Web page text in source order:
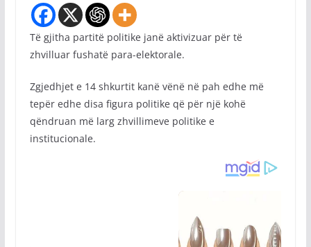
Të gjitha partitë politike janë aktivizuar për të
zhvilluar fushatë para-elektorale.
Zgjedhjet e 14 shkurtit kanë vënë në pah edhe më
tepër edhe disa figura politike që për një kohë
qëndruan më larg zhvillimeve politike e
institucionale.